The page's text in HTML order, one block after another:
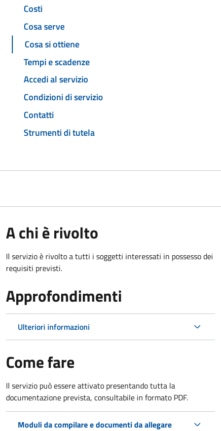
Costi
Cosa serve
Cosa si ottiene
Tempi e scadenze
Accedi al servizio
Condizioni di servizio
Contatti
Strumenti di tutela
A chi è rivolto
Il servizio è rivolto a tutti i soggetti interessati in possesso dei
requisiti previsti.
Approfondimenti
Ulteriori informazioni
Come fare
Il servizio può essere attivato presentando tutta la
documentazione prevista, consultabile in formato PDF.
Moduli da compilare e documenti da allegare